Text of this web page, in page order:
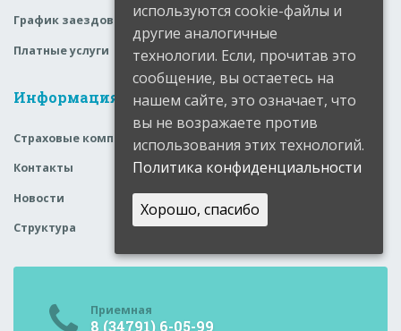
График заездов
Платные услуги
Информация
Страховые компании
Контакты
Новости
Структура
Приемная
8 (34791) 6-05-99
используются cookie-файлы и
другие аналогичные
технологии. Если, прочитав это
сообщение, вы остаетесь на
нашем сайте, это означает, что
вы не возражаете против
использования этих технологий.
Политика конфиденциальности
Хорошо, спасибо